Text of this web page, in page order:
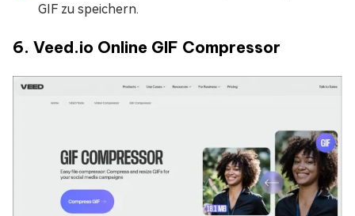
GIF zu speichern.
6. Veed.io Online GIF Compressor